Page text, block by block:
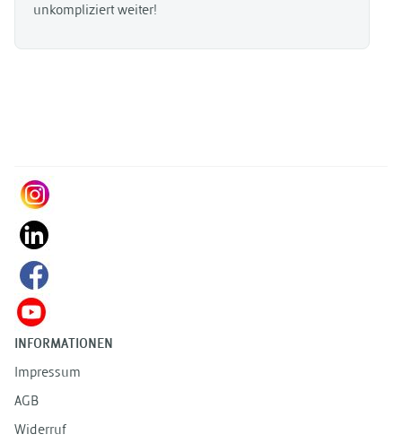
unkompliziert weiter!
INFORMATIONEN
Impressum
AGB
Widerruf